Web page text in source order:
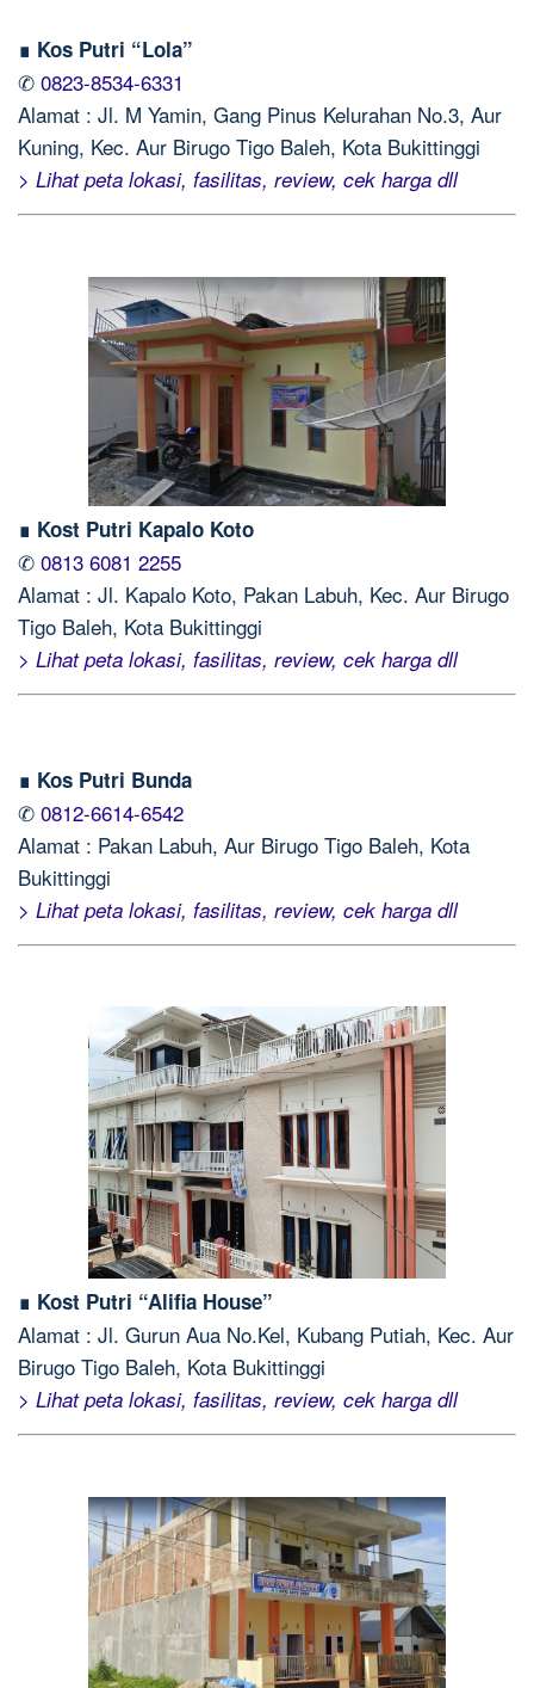
∎ Kos Putri “Lola”
✆ 0823-8534-6331
Alamat : Jl. M Yamin, Gang Pinus Kelurahan No.3, Aur
Kuning, Kec. Aur Birugo Tigo Baleh, Kota Bukittinggi
> Lihat peta lokasi, fasilitas, review, cek harga dll
∎ Kost Putri Kapalo Koto
✆ 0813 6081 2255
Alamat : Jl. Kapalo Koto, Pakan Labuh, Kec. Aur Birugo
Tigo Baleh, Kota Bukittinggi
> Lihat peta lokasi, fasilitas, review, cek harga dll
∎ Kos Putri Bunda
✆ 0812-6614-6542
Alamat : Pakan Labuh, Aur Birugo Tigo Baleh, Kota
Bukittinggi
> Lihat peta lokasi, fasilitas, review, cek harga dll
∎ Kost Putri “Alifia House”
Alamat : Jl. Gurun Aua No.Kel, Kubang Putiah, Kec. Aur
Birugo Tigo Baleh, Kota Bukittinggi
> Lihat peta lokasi, fasilitas, review, cek harga dll